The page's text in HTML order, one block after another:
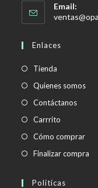
Email:
Enlaces
Tienda
Quienes somos
Contáctanos
Carrrito
Cómo comprar
Finalizar compra
Políticas